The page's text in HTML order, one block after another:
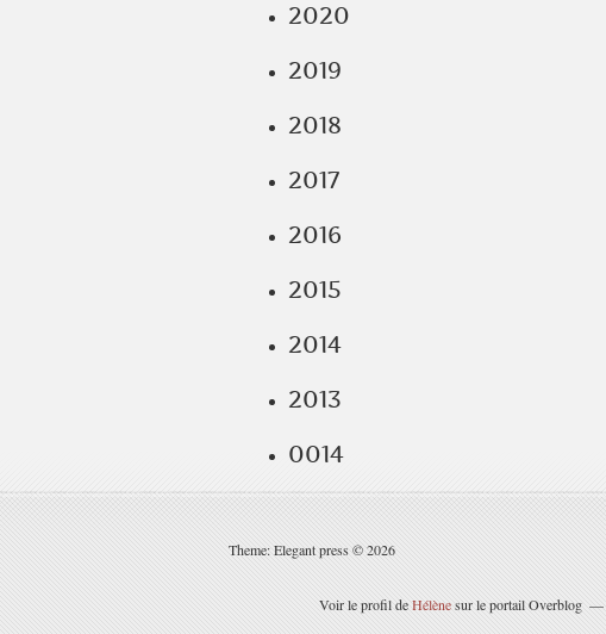
2020
2019
2018
2017
2016
2015
2014
2013
0014
Theme: Elegant press © 2026
Voir le profil deHélènesur le portail Overblog